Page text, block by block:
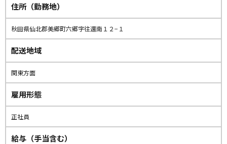
住所（勤務地）
秋田県仙北郡美郷町六郷字往還南１２−１
配送地域
関東方面
雇用形態
正社員
給与（手当含む）